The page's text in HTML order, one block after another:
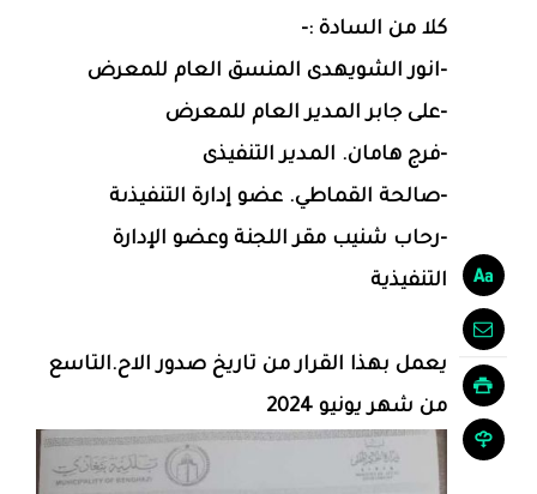
كلا من السادة :-
-انور الشويهدى المنسق العام للمعرض
-على جابر المدير العام للمعرض
-فرج هامان. المدير التنفيذى
-صالحة القماطي. عضو إدارة التنفيذىة
-رحاب شنيب مقر اللجنة وعضو الإدارة
التنفيذية
يعمل بهذا القرار من تاريخ صدور الاح.التاسع
من شهر يونيو 2024